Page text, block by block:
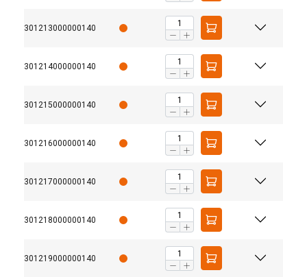
301213000000140
301214000000140
301215000000140
301216000000140
301217000000140
301218000000140
301219000000140